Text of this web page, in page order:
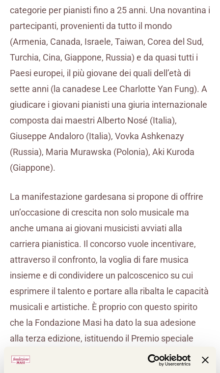
categorie per pianisti fino a 25 anni. Una novantina i
partecipanti, provenienti da tutto il mondo
(Armenia, Canada, Israele, Taiwan, Corea del Sud,
Turchia, Cina, Giappone, Russia) e da quasi tutti i
Paesi europei, il più giovane dei quali dell’età di
sette anni (la canadese Lee Charlotte Yan Fung). A
giudicare i giovani pianisti una giuria internazionale
composta dai maestri Alberto Nosé (Italia),
Giuseppe Andaloro (Italia), Vovka Ashkenazy
(Russia), Maria Murawska (Polonia), Aki Kuroda
(Giappone).
La manifestazione gardesana si propone di offrire
un’occasione di crescita non solo musicale ma
anche umana ai giovani musicisti avviati alla
carriera pianistica. Il concorso vuole incentivare,
attraverso il confronto, la voglia di fare musica
insieme e di condividere un palcoscenico su cui
esprimere il talento e portare alla ribalta le capacità
musicali e artistiche. È proprio con questo spirito
che la Fondazione Masi ha dato la sua adesione
alla terza edizione, istituendo il Premio speciale
della Critica con in palio due borse di studio da
destinare, la prima ad uno dei tre finalisti del